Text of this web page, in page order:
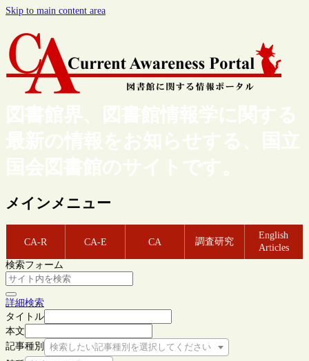
Skip to main content area
図書館界、図書館情報学に関する
最新の情報をお知らせする、国立
国会図書館のサイトです。
メインメニュー
CA-R CA-E CA 調査研究
English
Articles
検索フォーム
詳細検索
タイトル
本文
記事種別
検索したい記事種別を選択してください